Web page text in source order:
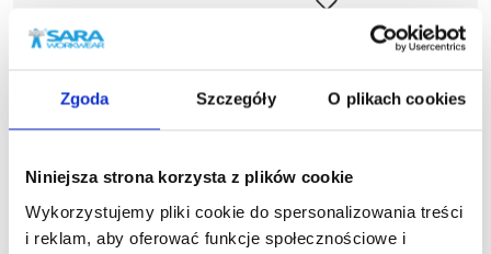
Zgoda Szczegóły O plikach cookies
Niniejsza strona korzysta z plików cookie
Wykorzystujemy pliki cookie do spersonalizowania treści
i reklam, aby oferować funkcje społecznościowe i